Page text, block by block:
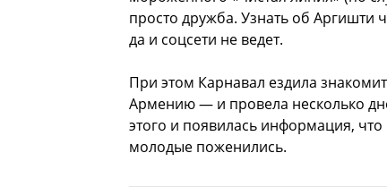
просто дружба. Узнать об Аргишти
да и соцсети не ведет.
При этом Карнавал ездила
Армению — и провела несколько
этого и появилась информация,
молодые поженились.